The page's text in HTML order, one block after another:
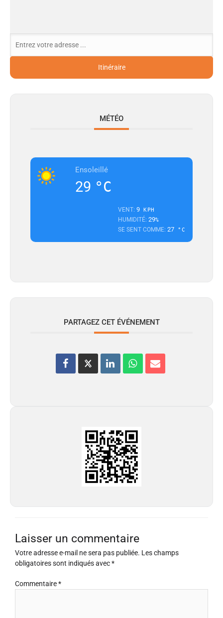
MÉTÉO
Ensoleillé
29 °C
VENT: 9KPH
HUMIDITÉ: 29%
SE SENT COMME: 27°C
PARTAGEZ CET ÉVÉNEMENT
Laisser un commentaire
Votre adresse e-mail ne sera pas publiée. Les champs
obligatoires sont indiqués avec*
Commentaire*